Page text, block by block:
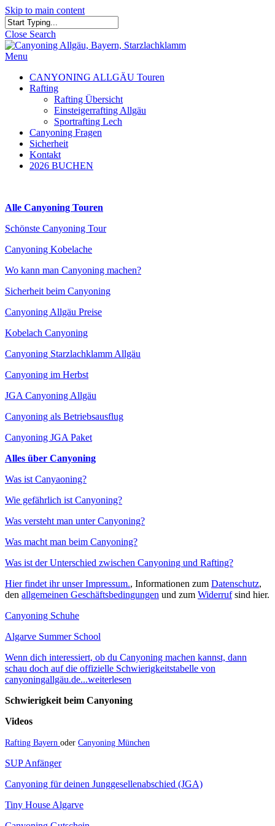
Skip to main content
Close Search
Menu
CANYONING ALLGÄU Touren
Rafting
Rafting Übersicht
Einsteigerrafting Allgäu
Sportrafting Lech
Canyoning Fragen
Sicherheit
Kontakt
2026 BUCHEN
Alle Canyoning Touren
Schönste Canyoning Tour
Canyoning Kobelache
Wo kann man Canyoning machen?
Sicherheit beim Canyoning
Canyoning Allgäu Preise
Kobelach Canyoning
Canyoning Starzlachklamm Allgäu
Canyoning im Herbst
JGA Canyoning Allgäu
Canyoning als Betriebsausflug
Canyoning JGA Paket
Alles über Canyoning
Was ist Canyaoning?
Wie gefährlich ist Canyoning?
Was versteht man unter Canyoning?
Was macht man beim Canyoning?
Was ist der Unterschied zwischen Canyoning und Rafting?
Hier findet ihr unser Impressum., Informationen zum Datenschutz,
den allgemeinen Geschäftsbedingungen und zum Widerrufsind hier.
Canyoning Schuhe
Algarve Summer School
Wenn dich interessiert, ob du Canyoning machen kannst, dann
schau doch auf die offizielle Schwierigkeitstabelle von
canyoningallgäu.de...weiterlesen
Schwierigkeit beim Canyoning
Videos
Rafting Bayern oder Canyoning München
SUP Anfänger
Canyoning für deinen Junggesellenabschied (JGA)
Tiny House Algarve